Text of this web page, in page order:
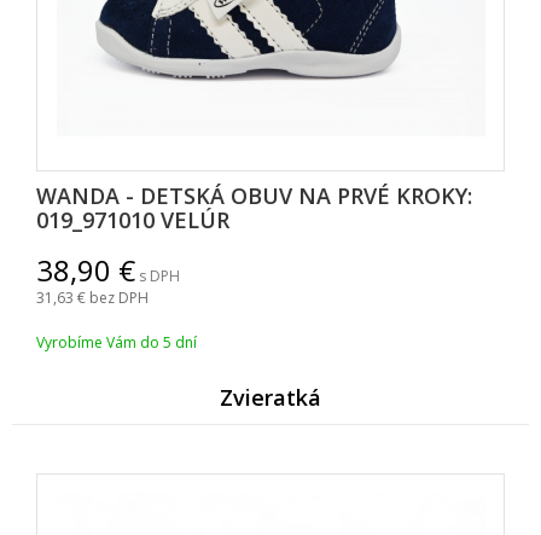
WANDA - DETSKÁ OBUV NA PRVÉ KROKY:
019_971010 VELÚR
38,90
s DPH
31,63 bez DPH
Vyrobíme Vám do 5 dní
Zvieratk